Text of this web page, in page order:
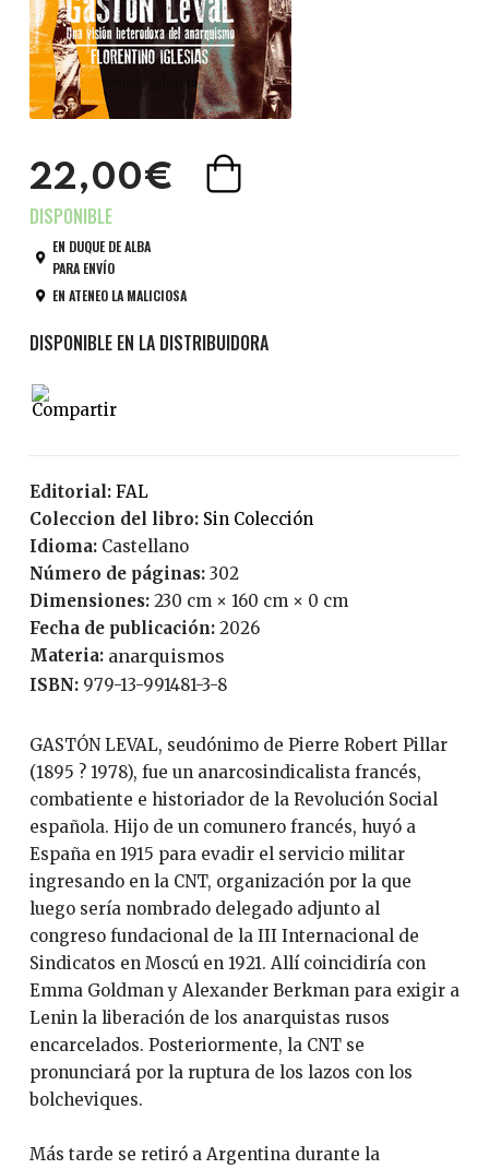
22,00€
EN DUQUE DE ALBA
PARA ENVÍO
EN ATENEO LA MALICIOSA
Editorial:
FAL
Coleccion del libro:
Sin Colección
Idioma:
Castellano
Número de páginas:
302
Dimensiones: 230 cm × 160 cm × 0 cm
Fecha de publicación:
2026
Materia: anarquismos
ISBN: 979-13-991481-3-8
GASTÓN LEVAL, seudónimo de Pierre Robert Pillar
(1895 ? 1978), fue un anarcosindicalista francés,
combatiente e historiador de la Revolución Social
española. Hijo de un comunero francés, huyó a
España en 1915 para evadir el servicio militar
ingresando en la CNT, organización por la que
luego sería nombrado delegado adjunto al
congreso fundacional de la III Internacional de
Sindicatos en Moscú en 1921. Allí coincidiría con
Emma Goldman y Alexander Berkman para exigir a
Lenin la liberación de los anarquistas rusos
encarcelados. Posteriormente, la CNT se
pronunciará por la ruptura de los lazos con los
bolcheviques.
Más tarde se retiró a Argentina durante la